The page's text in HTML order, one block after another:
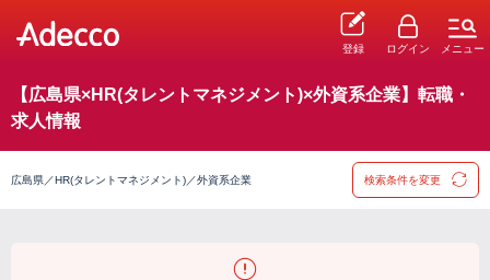
登録 ログイン メニュー
【広島県×HR(タレントマネジメント)×外資系企業】転職・
求人情報
広島県／HR(タレントマネジメント)／外資系企業 検索条件を変更